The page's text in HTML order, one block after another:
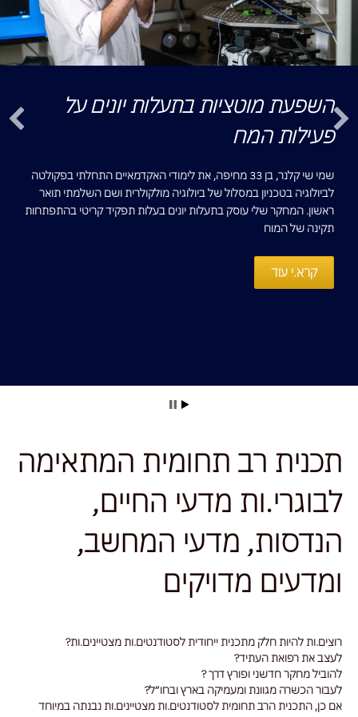
השפעת מוטציות בתעלות יונים על
פעילות המח
שמי שי קלנר, בן 33 מחיפה, את לימודי האקדמאיים התחלתי בפקולטה
לביולוגיה בטכניון במסלול של ביולוגיה מולקולרית ושם השלמתי תואר
ראשון. המחקר שלי עוסק בתעלות יונים בעלות תפקיד קריטי בהתפתחות
תקינה של המוח
קרא.י עוד
תכנית רב תחומית המתאימה
לבוגרי.ות מדעי החיים,
הנדסות, מדעי המחשב,
ומדעים מדויקים
רוצים.ות להיות חלק מתכנית ייחודית לסטודנטים.ות מצטיינים.ות?
לעצב את רפואת העתיד?
להוביל מחקר חדשני ופורץ דרך ?
לעבור הכשרה מגוונת ומעמיקה בארץ ובחו״ל?
אם כן, התכנית הרב תחומית לסטודנטים.ות מצטיינים.ות נבנתה במיוחד